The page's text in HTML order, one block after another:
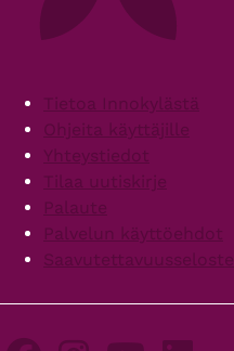
FooterTietoa Innokylästä
Ohjeita käyttäjille
Yhteystiedot
Tilaa uutiskirje
Palaute
Palvelun käyttöehdot
Saavutettavuusseloste